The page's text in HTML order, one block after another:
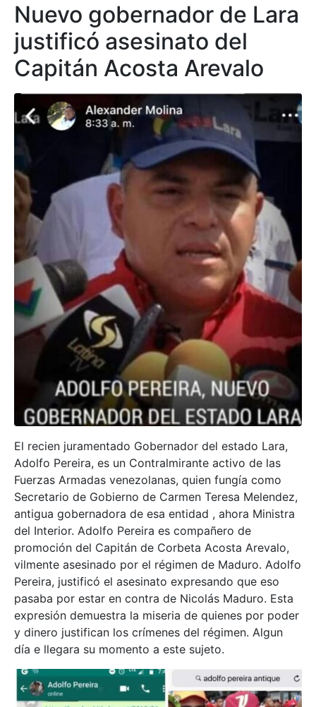
Nuevo gobernador de Lara
justificó asesinato del
Capitán Acosta Arevalo
El recien juramentado Gobernador del estado Lara,
Adolfo Pereira, es un Contralmirante activo de las
Fuerzas Armadas venezolanas, quien fungía como
Secretario de Gobierno de Carmen Teresa Melendez,
antigua gobernadora de esa entidad , ahora Ministra
del Interior. Adolfo Pereira es compañero de
promoción del Capitán de Corbeta Acosta Arevalo,
vilmente asesinado por el régimen de Maduro. Adolfo
Pereira, justificó el asesinato expresando que eso
pasaba por estar en contra de Nicolás Maduro. Esta
expresión demuestra la miseria de quienes por poder
y dinero justifican los crímenes del régimen. Algun
día e llegara su momento a este sujeto.